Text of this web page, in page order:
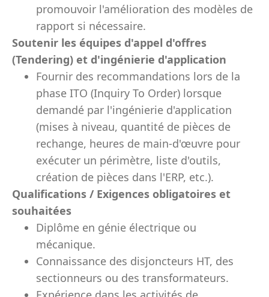
promouvoir l'amélioration des modèles de
rapport si nécessaire.
Soutenir les équipes d'appel d'offres
(Tendering) et d'ingénierie d'application
Fournir des recommandations lors de la
phase ITO (Inquiry To Order) lorsque
demandé par l'ingénierie d'application
(mises à niveau, quantité de pièces de
rechange, heures de main-d'œuvre pour
exécuter un périmètre, liste d'outils,
création de pièces dans l'ERP, etc.).
Qualifications / Exigences obligatoires et
souhaitées
Diplôme en génie électrique ou
mécanique.
Connaissance des disjoncteurs HT, des
sectionneurs ou des transformateurs.